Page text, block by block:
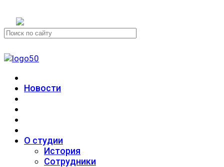
Новости
О студии
История
Сотрудники